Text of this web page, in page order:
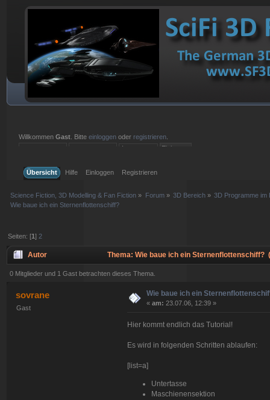
WillkommenGast . Bitteeinloggen oder registrieren
Übersicht
Hilfe Einloggen Registrieren
Science Fiction, 3D Modelling & Fan Fiction » Forum» 3D Bereich » 3D Programme im
Wie baue ich ein Sternenflottenschiff?
Seiten: [1] 2
Autor Thema: Wie baue ich ein Sternenflottenschiff?
0 Mitglieder und 1 Gast betrachten dieses Thema.
sovrane
Gast
Wie baue ich ein
«am: 23.07.06, 12:39 »
Hier kommt endlich das Tutorial!
Es wird in folgenden Schritten ablaufen:
[list=a]
Untertasse
Maschienensektion